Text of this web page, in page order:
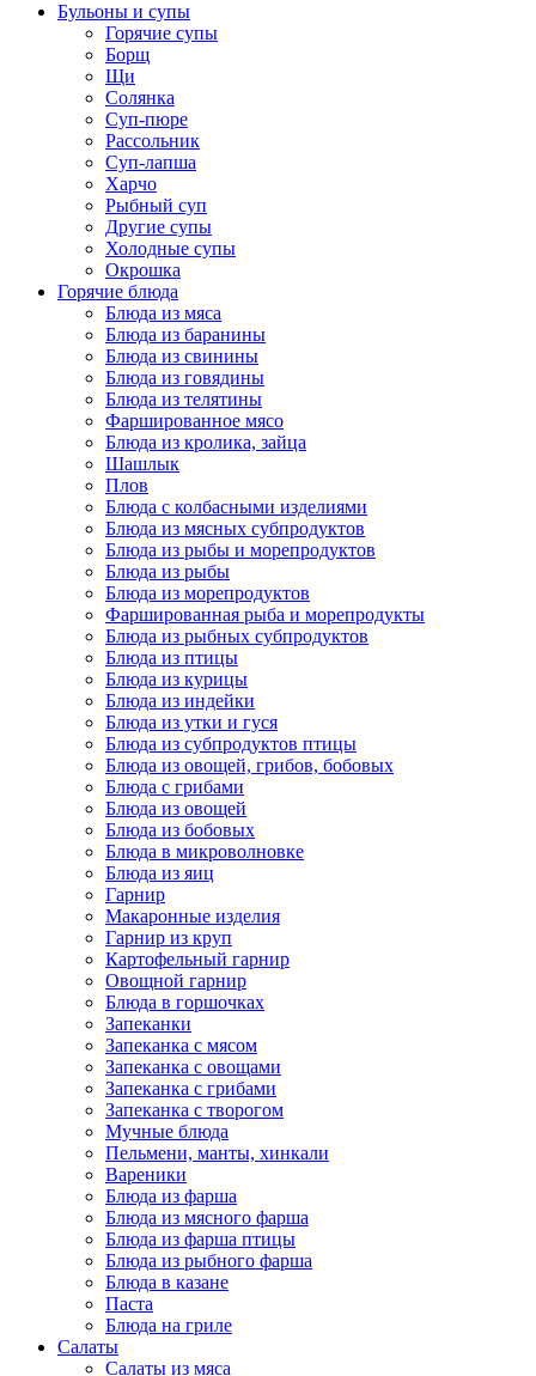
Бульоны и супы
Горячие супы
Борщ
Щи
Солянка
Суп-пюре
Рассольник
Суп-лапша
Харчо
Рыбный суп
Другие супы
Холодные супы
Окрошка
Горячие блюда
Блюда из мяса
Блюда из баранины
Блюда из свинины
Блюда из говядины
Блюда из телятины
Фаршированное мясо
Блюда из кролика, зайца
Шашлык
Плов
Блюда с колбасными изделиями
Блюда из мясных субпродуктов
Блюда из рыбы и морепродуктов
Блюда из рыбы
Блюда из морепродуктов
Фаршированная рыба и морепродукты
Блюда из рыбных субпродуктов
Блюда из птицы
Блюда из курицы
Блюда из индейки
Блюда из утки и гуся
Блюда из субпродуктов птицы
Блюда из овощей, грибов, бобовых
Блюда с грибами
Блюда из овощей
Блюда из бобовых
Блюда в микроволновке
Блюда из яиц
Гарнир
Макаронные изделия
Гарнир из круп
Картофельный гарнир
Овощной гарнир
Блюда в горшочках
Запеканки
Запеканка с мясом
Запеканка с овощами
Запеканка с грибами
Запеканка с творогом
Мучные блюда
Пельмени, манты, хинкали
Вареники
Блюда из фарша
Блюда из мясного фарша
Блюда из фарша птицы
Блюда из рыбного фарша
Блюда в казане
Паста
Блюда на гриле
Салаты
Салаты из мяса